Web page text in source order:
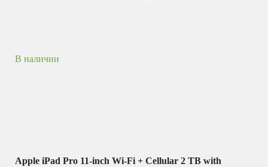
В наличии
Apple iPad Pro 11-inch Wi-Fi + Cellular 2 TB with